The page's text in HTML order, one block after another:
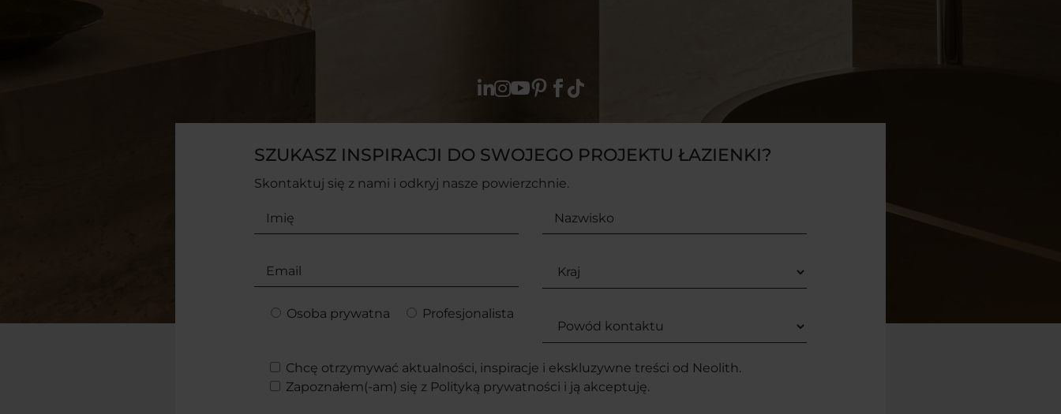
  
SZUKASZ INSPIRACJI DO SWOJEGO PROJEKTU ŁAZIENKI?
Skontaktuj się z nami i odkryj nasze powierzchnie.
Osoba prywatna Profesjonalista
Chcę otrzymywać aktualności, inspiracje i ekskluzywne treści od Neolith.
Zapoznałem(-am) się z Polityką prywatności i ją akceptuję.